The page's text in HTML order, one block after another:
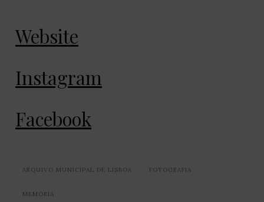
Website
Instagram
Facebook
ARQUIVO MUNICIPAL DE LISBOA FOTOGRAFIA
MEMÓRIA